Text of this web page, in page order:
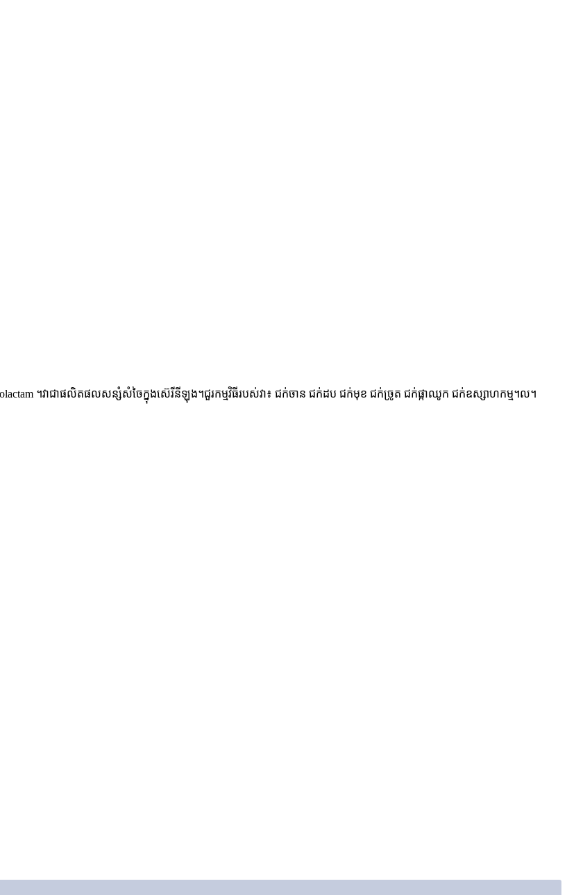
។វាជាផលិតផលសន្សំសំចៃក្នុងស៊េរីនីឡុង។ជួរកម្មវិធីរបស់វា៖ ជក់ចាន ជក់ដប ជក់មុខ ជក់ច្រូត ជក់ផ្កាឈូក ជក់ឧស្សាហកម្ម។ល។